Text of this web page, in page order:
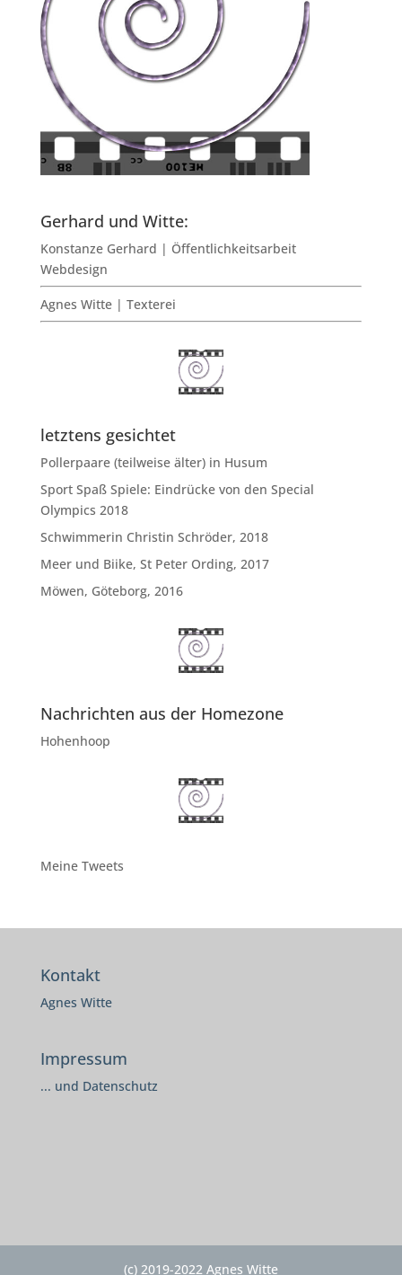
Gerhard und Witte:
Konstanze Gerhard | Öffentlichkeitsarbeit
Webdesign
Agnes Witte | Texterei
letztens gesichtet
Pollerpaare (teilweise älter) in Husum
Sport Spaß Spiele: Eindrücke von den Special
Olympics 2018
Schwimmerin Christin Schröder, 2018
Meer und Biike, St Peter Ording, 2017
Möwen, Göteborg, 2016
Nachrichten aus der Homezone
Hohenhoop
Meine Tweets
Kontakt
Agnes Witte
Impressum
... und Datenschutz
(c) 2019-2022 Agnes Witte